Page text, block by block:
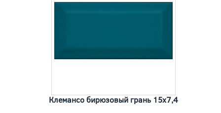
Клемансо бирюзовый грань 15x7,4